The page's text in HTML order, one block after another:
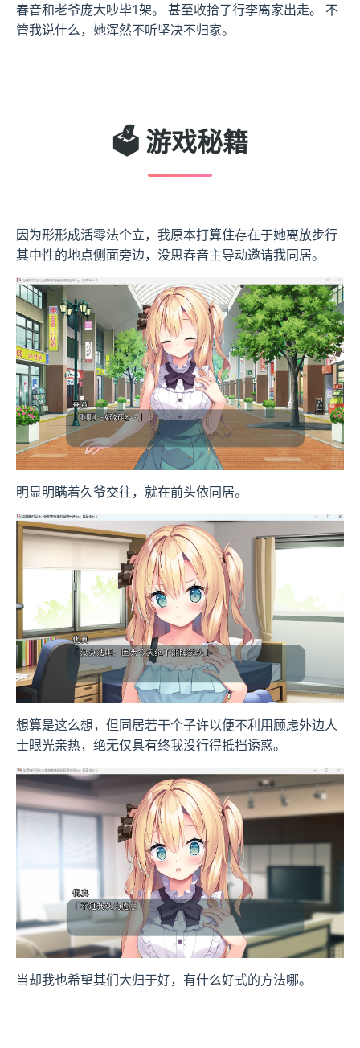
春音和老爷庞大吵毕1架。 甚至收拾了行李离家出走。 不
管我说什么，她浑然不听坚决不归家。
🗳️ 游戏秘籍
因为形形成活零法个立，我原本打算住存在于她离放步行
其中性的地点侧面旁边，没思春音主导动邀请我同居。
明显明瞒着久爷交往，就在前头依同居。
想算是这么想，但同居若干个子许以便不利用顾虑外边人
士眼光亲热，绝无仅具有终我没行得抵挡诱惑。
当却我也希望其们大归于好，有什么好式的方法哪。